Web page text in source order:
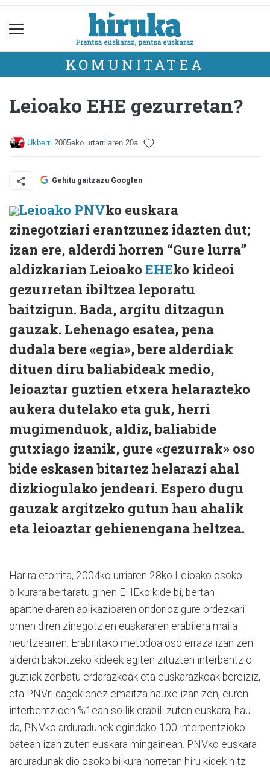
KOMUNITATEA
Leioako EHE gezurretan?
Ukberri 2005eko urtarrilaren 20a
Gehitu gaitzazu Googlen
Leioako PNVko euskara
zinegotziari erantzunez idazten dut;
izan ere, alderdi horren “Gure lurra”
aldizkarian LeioakoEHEko kideoi
gezurretan ibiltzea leporatu
baitzigun. Bada, argitu ditzagun
gauzak. Lehenago esatea, pena
dudala bere «egia», bere alderdiak
dituen diru baliabideak medio,
leioaztar guztien etxera helarazteko
aukera dutelako eta guk, herri
mugimenduok, aldiz, baliabide
gutxiago izanik, gure «gezurrak» oso
bide eskasen bitartez helarazi ahal
dizkiogulako jendeari. Espero dugu
gauzak argitzeko gutun hau ahalik
eta leioaztar gehienengana heltzea.
Harira etorrita, 2004ko urriaren 28ko Leioako osoko
bilkurara bertaratu ginen EHEko kide bi, bertan
apartheid-aren aplikazioaren ondorioz gure ordezkari
omen diren zinegotzien euskararen erabilera maila
neurtzearren. Erabilitako metodoa oso erraza izan zen:
alderdi bakoitzeko kideek egiten zituzten interbentzio
guztiak zenbatu erdarazkoak eta euskarazkoak bereiziz,
eta PNVri dagokionez emaitza hauxe izan zen, euren
interbentzioen %1ean soilik erabili zuten euskara, hau
da, PNVko arduradunek egindako 100 interbentzioko
batean izan zuten euskara mingainean. PNVko euskara
arduradunak dio osoko bilkura horretan hiru kidek hitz